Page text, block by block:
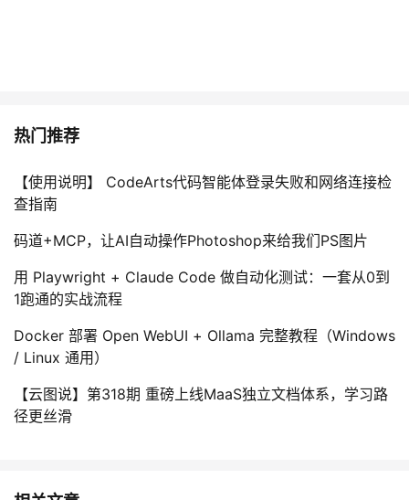
热门推荐
【使用说明】 CodeArts代码智能体登录失败和网络连接检
查指南
码道+MCP，让AI自动操作Photoshop来给我们PS图片
用 Playwright + Claude Code 做自动化测试：一套从0到
1跑通的实战流程
Docker 部署 Open WebUI + Ollama 完整教程（Windows
/ Linux 通用）
【云图说】第318期 重磅上线MaaS独立文档体系，学习路
径更丝滑